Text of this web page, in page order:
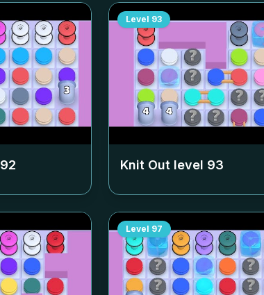
92
Level 93
Knit Out level 93
Level 97